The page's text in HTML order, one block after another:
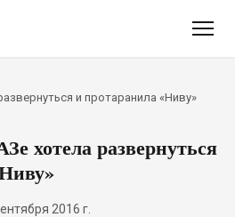
и протаранила «Ниву»
хотела развернуться
2016 г.